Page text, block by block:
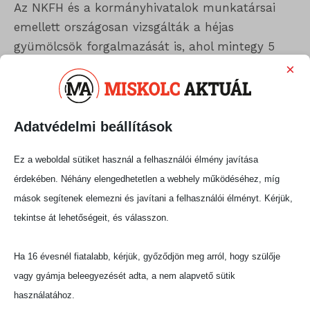
Az NKFH és a kormányhivatalok munkatársai
emellett országosan vizsgálták a héjas
gyümölcsök forgalmazását is, ahol mintegy 5
százalékos kifogásolási arányt állapítottak meg.
A hiányosságok fele jelölési, fele nyomonkövetési
problémákhoz kapcsolódott. A feltárt
szabálytalanságok miatt az ellenőrök 19 esetben
összességében meghaladta a 2 millió forintot.
Ugyancsak vizsgálták a szakemberek a
karácsonyi vásárok vendéglátó egységeit. A 176
tevékenység korlátozására vagy a vendéglátó
egység működésének ideiglenes felfüggesztésére,
mivel az érintett egységekben nem voltak
Adatvédelmi beállítások
×
Ez a weboldal sütiket használ a felhasználói élmény javítása
érdekében. Néhány elengedhetetlen a webhely működéséhez, míg
mások segítenek elemezni és javítani a felhasználói élményt. Kérjük,
tekintse át lehetőségeit, és válasszon.
Ha 16 évesnél fiatalabb, kérjük, győződjön meg arról, hogy szülője
vagy gyámja beleegyezését adta, a nem alapvető sütik
használatához.